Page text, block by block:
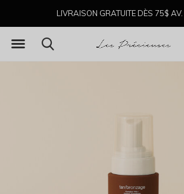
LIVRAISON GRATUITE DÈS 75$ AV.